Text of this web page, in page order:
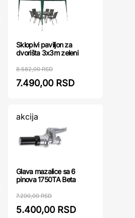
Sklopivi paviljon za
dvorišta 3x3m zeleni
8.582,00 RSD
7.490,00 RSD
akcija
Glava mazalice sa 6
pinova 1750TA Beta
7.200,00 RSD
5.400,00 RSD